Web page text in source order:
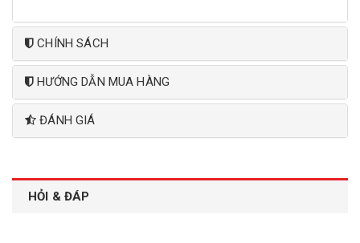
CHÍNH SÁCH
HƯỚNG DẪN MUA HÀNG
ĐÁNH GIÁ
HỎI & ĐÁP